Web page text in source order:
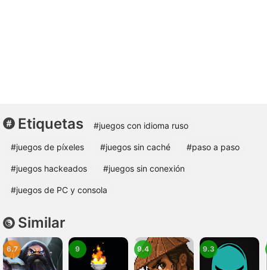
Etiquetas #juegos con idioma ruso
#juegos de píxeles #juegos sin caché #paso a paso
#juegos hackeados #juegos sin conexión
#juegos de PC y consola
Similar
6.7 9 9.4 9.3